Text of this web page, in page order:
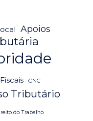
Apoios
CNC
Tributário
do Trabalho